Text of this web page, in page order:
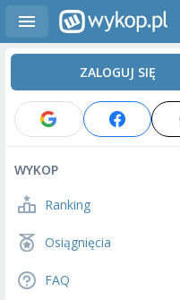
ZALOGUJ SIĘ
WYKOP
Ranking
Osiągnięcia
FAQ